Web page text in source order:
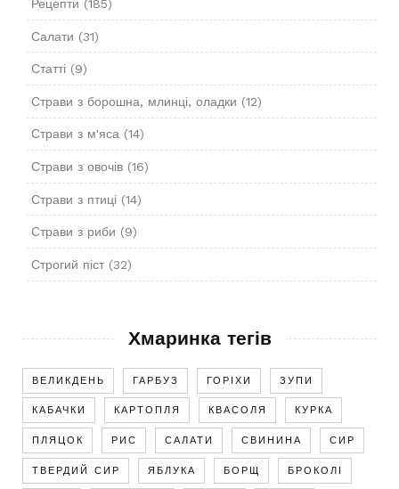
Рецепти (185)
Салати (31)
Статті (9)
Страви з борошна, млинці, оладки (12)
Страви з м'яса(14)
Страви з овочів(16)
Страви з птиці (14)
Страви з риби (9)
Строгий піст(32)
Хмаринка тегів
ВЕЛИКДЕНЬ ГАРБУЗ ГОРІХИ ЗУПИ
КАБАЧКИ КАРТОПЛЯ КВАСОЛЯ КУРКА
ПЛЯЦОК РИС САЛАТИ СВИНИНА СИР
ТВЕРДИЙ СИР ЯБЛУКА БОРЩ БРОКОЛІ